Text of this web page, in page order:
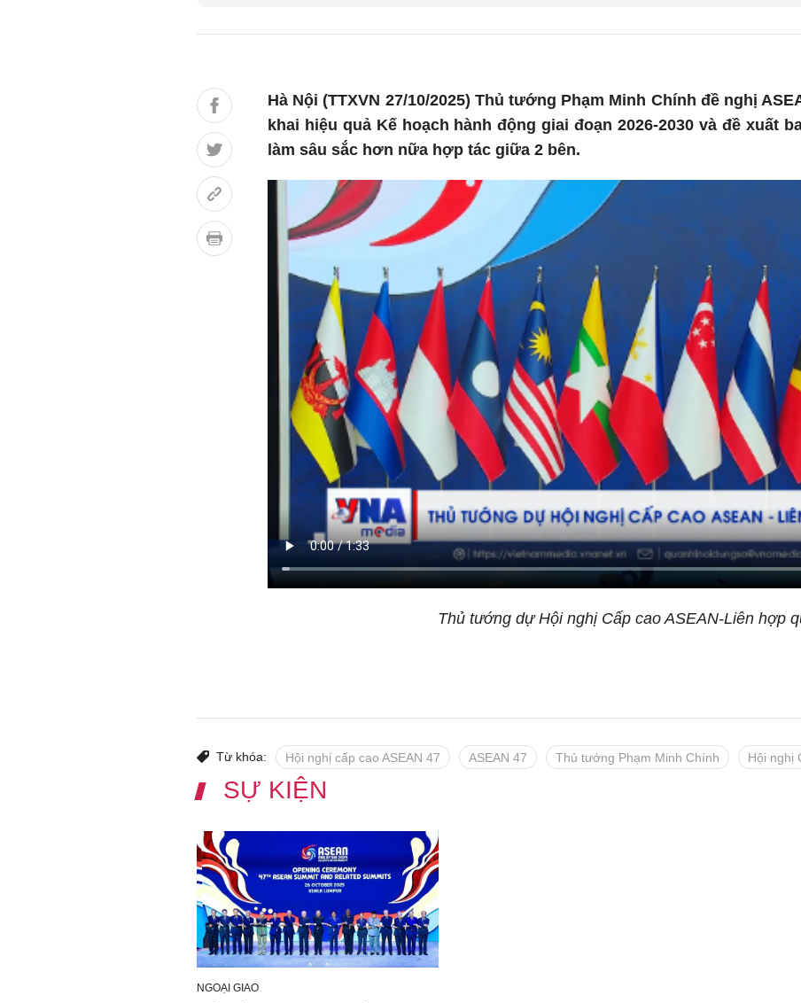
Hà Nội (TTXVN 27/10/2025) Thủ tướng Phạm Minh Chính đề nghị
khai hiệu quả Kế hoạch hành động giai đoạn 2026-2030 và đề xuất
làm sâu sắc hơn nữa hợp tác giữa 2 bên.
Thủ tướng dự Hội nghị Cấp cao ASEAN-Liên hợp
Từ khóa: Hội nghị cấp cao ASEAN 47 ASEAN 47 Thủ tướng Phạm Minh Chính Hội nghị
SỰ KIỆN
NGOẠI GIAO